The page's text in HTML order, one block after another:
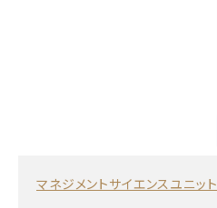
マネジメントサイエンスユニット